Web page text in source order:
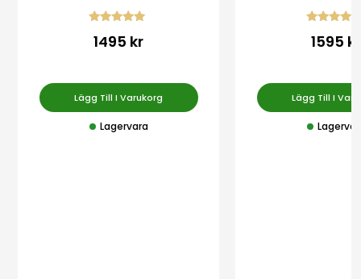
4.83
1495 kr
Lägg Till I Varukorg
Lagervara
5.00
1595 kr
Lägg Till I